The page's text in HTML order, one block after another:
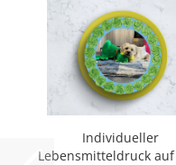
Individueller
Lebensmitteldruck auf